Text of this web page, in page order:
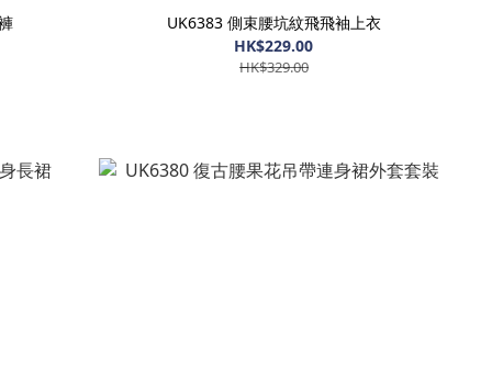
UK6383 側束腰坑紋飛飛袖上衣
HK$229.00
HK$329.00